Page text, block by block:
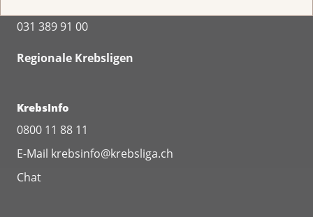
031 389 91 00
Regionale Krebsligen
KrebsInfo
0800 11 88 11
E-Mail krebsinfo@krebsliga.ch
Chat